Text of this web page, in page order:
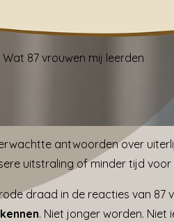
Wat 87 vrouwen mij leerden
antwoorden over
uitstraling of minder tijd
draad in de reacties van 87
. Niet jonger worden. Niet